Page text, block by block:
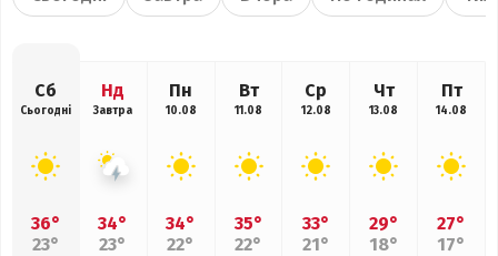
Сб
Сьогодні
36°
23°
Нд
Завтра
34°
23°
Пн
10.08
34°
22°
Вт
11.08
35°
22°
Ср
12.08
33°
21°
Чт
13.08
29°
18°
Пт
14.08
27°
17°